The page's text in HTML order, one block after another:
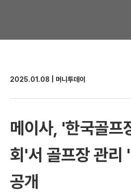
2025.01.08 | 머니투데이
메이사, '한국골프
회'서 골프장 관리
공개